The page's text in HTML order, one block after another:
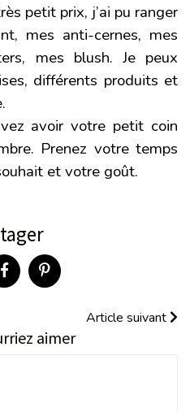
petit prix, j’ai pu ranger
mes anti-cernes, mes
mes blush. Je peux
différents produits et
avoir votre petit coin
Prenez votre temps
et votre goût.
Article suivant
aimer